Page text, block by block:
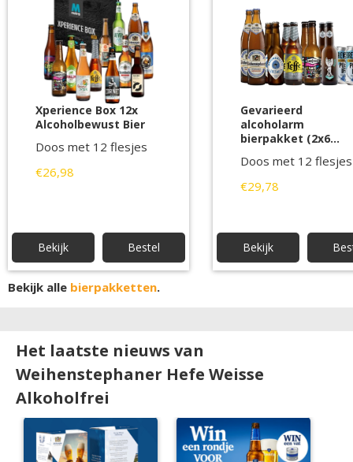
Xperience Box 12x
Alcoholbewust Bier
Doos met 12 flesjes
€26,98
Bekijk Bestel
Gevarieerd
alcoholarm
bierpakket (2x6
Doos met 12 flesjes
€29,78
Bekijk
Bekijk alle bierpakketten.
Het laatste nieuws van
Weihenstephaner Hefe Weisse
Alkoholfrei